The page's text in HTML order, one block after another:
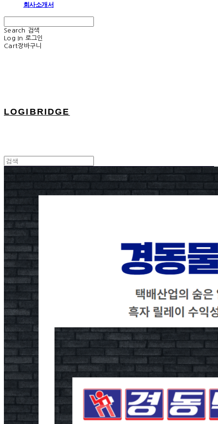
회사소개서
Search
검색
Log In 로그인
Cart장바구니
LOGIBRIDGE